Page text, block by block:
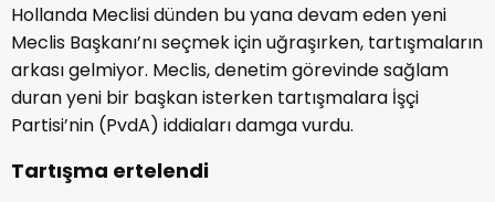
Hollanda Meclisi dünden bu yana devam eden yeni
Meclis Başkanı’nı seçmek için uğraşırken, tartışmaların
arkası gelmiyor. Meclis, denetim görevinde sağlam
duran yeni bir başkan isterken tartışmalara İşçi
Partisi’nin (PvdA) iddiaları damga vurdu.
Tartışma ertelendi